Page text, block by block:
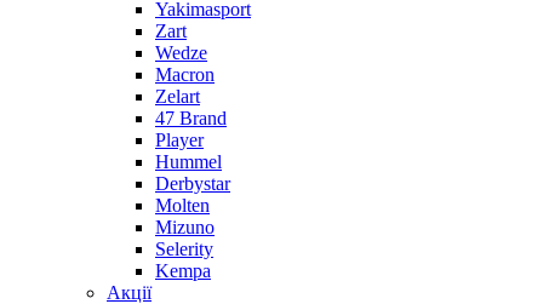
Yakimasport
Zart
Wedze
Macron
Zelart
47 Brand
Player
Hummel
Derbystar
Molten
Mizuno
Selerity
Kempa
Акції